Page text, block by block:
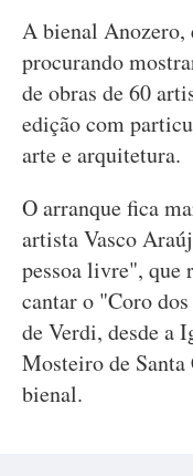
A bienal
procurando
de obras de 60
edição com
arte e arquitetura.
O arranque fica
artista Vasco
pessoa livre", que
cantar o "Coro
de Verdi, desde a
Mosteiro de
bienal.